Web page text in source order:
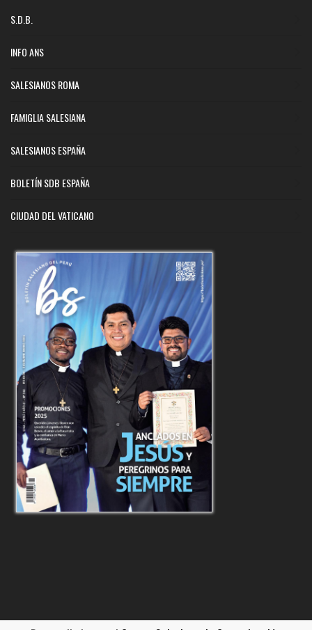
S.D.B.
INFO ANS
SALESIANOS ROMA
FAMIGLIA SALESIANA
SALESIANOS ESPAÑA
BOLETÍN SDB ESPAÑA
CIUDAD DEL VATICANO